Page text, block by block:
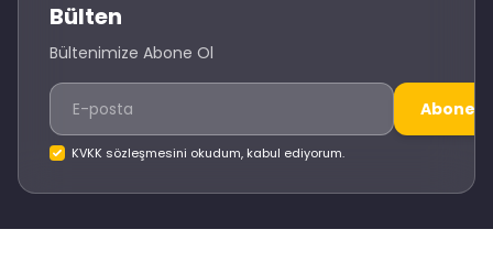
Bülten
Bültenimize Abone Ol
Abone
KVKK sözleşmesini okudum, kabul ediyorum.